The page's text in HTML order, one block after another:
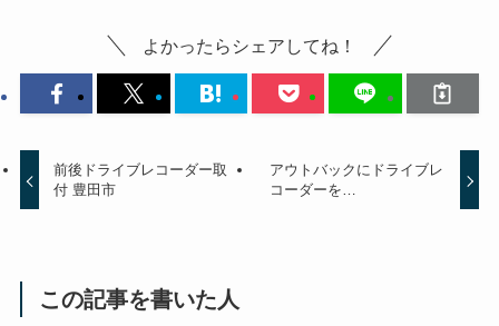
よかったらシェアしてね！
前後ドライブレコーダー取
付 豊田市
アウトバックにドライブレ
コーダーを…
この記事を書いた人